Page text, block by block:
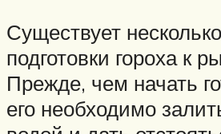
Существует
подготовки гороха к
Прежде, чем начать
его необходимо